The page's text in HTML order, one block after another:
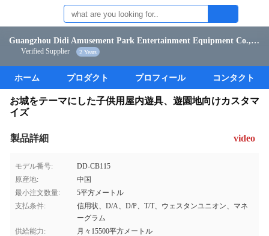
Guangzhou Didi Amusement Park Entertainment Equipment Co., Ltd.
Verified Supplier 2 Years
ホーム プロダクト プロフィール コンタクト
お城をテーマにした子供用屋内遊具、遊園地向けカスタマ
イズ
製品詳細 video
モデル番号:
DD-CB115
原産地:
中国
最小注文数量:
5平方メートル
支払条件:
信用状、D/A、D/P、T/T、ウェスタンユニオン、マネ
ーグラム
供給能力:
月々15500平方メートル